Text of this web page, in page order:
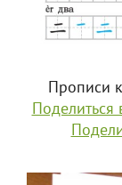
Прописи
Поделиться